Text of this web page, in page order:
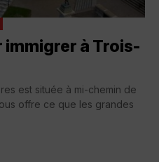
immigrer à Trois-
est située à mi-chemin de
offre ce que les grandes